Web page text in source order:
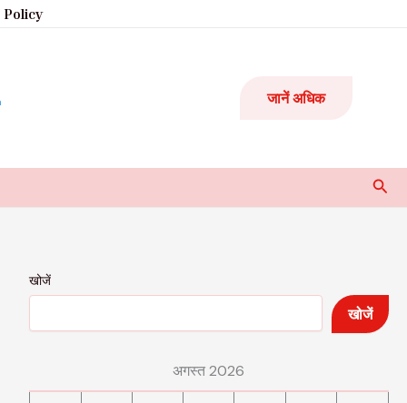
जानें अधिक
खोजें
खोजें
अगस्त 2026